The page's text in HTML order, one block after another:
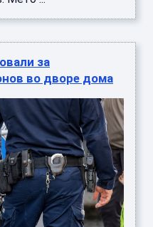
трупов. Об
RMF24.
в захо ...
ДНК
повреждения